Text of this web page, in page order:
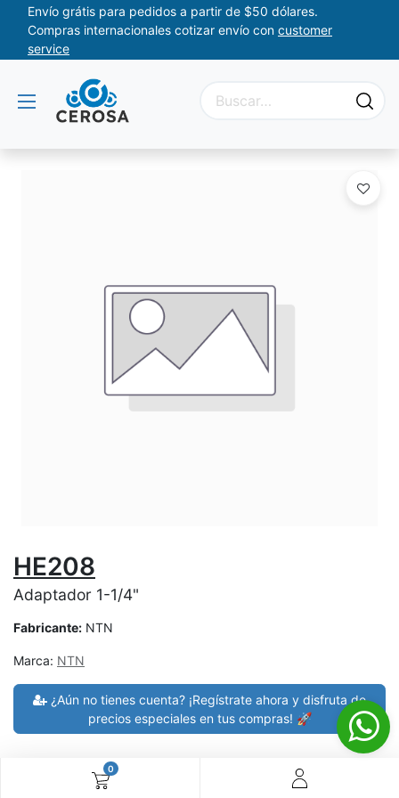
0
Envío grátis para pedidos a partir de $50 dólares.
Compras internacionales cotizar envío con customer
service
HE208
Adaptador 1-1/4"
Fabricante: NTN
Marca: NTN
¿Aún no tienes cuenta? ¡Regístrate ahora y disfruta de
precios especiales en tus compras! 🚀
30 días de devolución